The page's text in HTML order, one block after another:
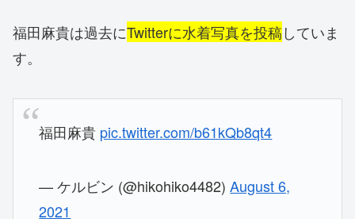
福田麻貴は過去にTwitterに水着写真を投稿していま
す。
福田麻貴 pic.twitter.com/b61kQb8qt4
— ケルビン (@hikohiko4482)August 6,
2021